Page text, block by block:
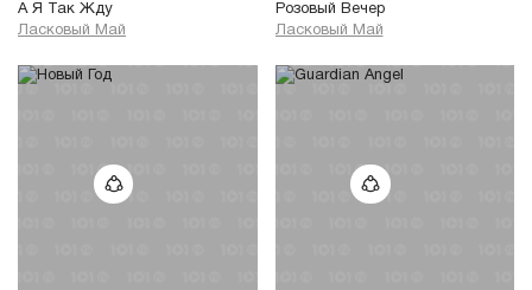
А Я Так Жду
Ласковый Май
Розовый Вечер
Ласковый Май